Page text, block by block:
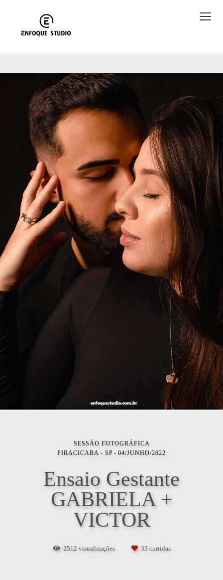
SESSÃO FOTOGRÁFICA
PIRACICABA - SP
04/JUNHO/2022
Ensaio Gestante
GABRIELA +
VICTOR
2512 visualizações 33 curtidas